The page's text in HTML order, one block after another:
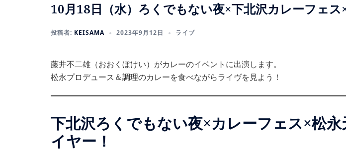
10月18日（水）ろくでもない夜×下北沢カレーフェス
投稿者: KEISAMA 2023年9月12日 ライブ
藤井不二雄（おおくぼけい）がカレーのイベントに出演します。
松永プロデュース＆調理のカレーを食べながらライヴを見よう！
下北沢ろくでもない夜×カレーフェス×松
イヤー！